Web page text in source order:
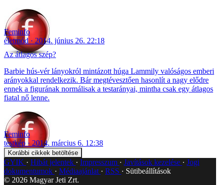
Feminfo
életmód
2014. június 26. 22:18
Az átlagos szép?
Barbie hús-vér lányokról mintázott húga Lammily valóságos emberi
arányokkal rendelkezik. Bár megtévesztően hasonlít a nagy elődre
ennek a figurának normálisak a testarányai, mintha csak egy átlagos
fiatal nő lenne.
Feminfo
testkép
2014. március 6. 12:38
Korábbi cikkek betöltése
GYIK Hibát jelentek Impresszum Javítások kezelése
Jogi
dokumentumok
Médiaajánlat RSS
Sütibeállítások
© 2026 Magyar Jeti Zrt.